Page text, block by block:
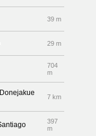
39 m
29 m
704
m
7 km
397
m